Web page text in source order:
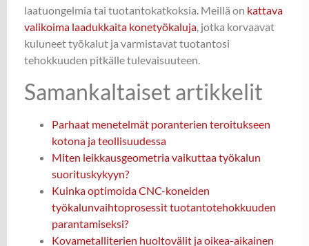
laatuongelmia tai tuotantokatkoksia. Meillä on kattava
valikoima laadukkaita konetyökaluja, jotka korvaavat
kuluneet työkalut ja varmistavat tuotantosi
tehokkuuden pitkälle tulevaisuuteen.
Samankaltaiset artikkelit
Parhaat menetelmät poranterien teroitukseen
kotona ja teollisuudessa
Miten leikkausgeometria vaikuttaa työkalun
suorituskykyyn?
Kuinka optimoida CNC-koneiden
työkalunvaihtoprosessit tuotantotehokkuuden
parantamiseksi?
Kovametalliterien huoltovälit ja oikea-aikainen